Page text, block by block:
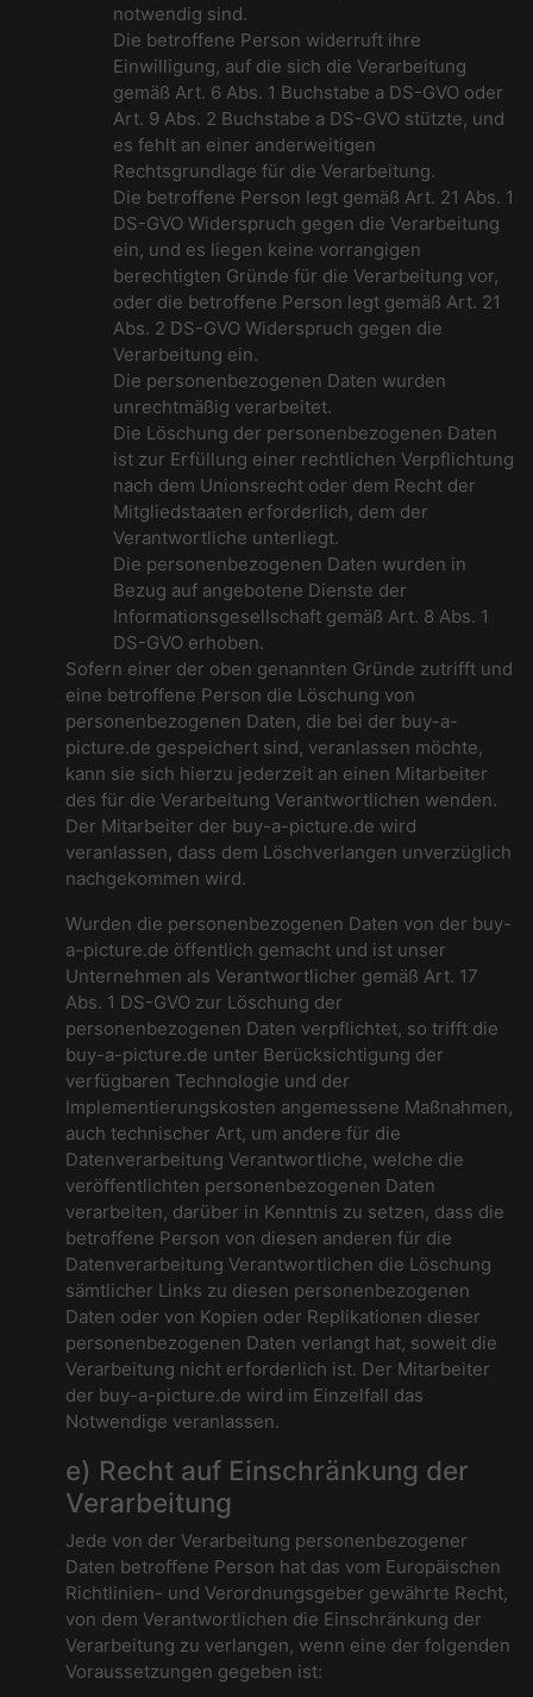
notwendig sind.
Die betroffene Person widerruft ihre
Einwilligung, auf die sich die Verarbeitung
gemäß Art. 6 Abs. 1 Buchstabe a DS-GVO oder
Art. 9 Abs. 2 Buchstabe a DS-GVO stützte, und
es fehlt an einer anderweitigen
Rechtsgrundlage für die Verarbeitung.
Die betroffene Person legt gemäß Art. 21 Abs. 1
DS-GVO Widerspruch gegen die Verarbeitung
ein, und es liegen keine vorrangigen
berechtigten Gründe für die Verarbeitung vor,
oder die betroffene Person legt gemäß Art. 21
Abs. 2 DS-GVO Widerspruch gegen die
Verarbeitung ein.
Die personenbezogenen Daten wurden
unrechtmäßig verarbeitet.
Die Löschung der personenbezogenen Daten
ist zur Erfüllung einer rechtlichen Verpflichtung
nach dem Unionsrecht oder dem Recht der
Mitgliedstaaten erforderlich, dem der
Verantwortliche unterliegt.
Die personenbezogenen Daten wurden in
Bezug auf angebotene Dienste der
Informationsgesellschaft gemäß Art. 8 Abs. 1
DS-GVO erhoben.
Sofern einer der oben genannten Gründe zutrifft und
eine betroffene Person die Löschung von
personenbezogenen Daten, die bei der buy-a-
picture.de gespeichert sind, veranlassen möchte,
kann sie sich hierzu jederzeit an einen Mitarbeiter
des für die Verarbeitung Verantwortlichen wenden.
Der Mitarbeiter der buy-a-picture.de wird
veranlassen, dass dem Löschverlangen unverzüglich
nachgekommen wird.
Wurden die personenbezogenen Daten von der buy-
a-picture.de öffentlich gemacht und ist unser
Unternehmen als Verantwortlicher gemäß Art. 17
Abs. 1 DS-GVO zur Löschung der
personenbezogenen Daten verpflichtet, so trifft die
buy-a-picture.de unter Berücksichtigung der
verfügbaren Technologie und der
Implementierungskosten angemessene Maßnahmen,
auch technischer Art, um andere für die
Datenverarbeitung Verantwortliche, welche die
veröffentlichten personenbezogenen Daten
verarbeiten, darüber in Kenntnis zu setzen, dass die
betroffene Person von diesen anderen für die
Datenverarbeitung Verantwortlichen die Löschung
sämtlicher Links zu diesen personenbezogenen
Daten oder von Kopien oder Replikationen dieser
personenbezogenen Daten verlangt hat, soweit die
Verarbeitung nicht erforderlich ist. Der Mitarbeiter
der buy-a-picture.de wird im Einzelfall das
Notwendige veranlassen.
e) Recht auf Einschränkung der
Verarbeitung
Jede von der Verarbeitung personenbezogener
Daten betroffene Person hat das vom Europäischen
Richtlinien- und Verordnungsgeber gewährte Recht,
von dem Verantwortlichen die Einschränkung der
Verarbeitung zu verlangen, wenn eine der folgenden
Voraussetzungen gegeben ist: